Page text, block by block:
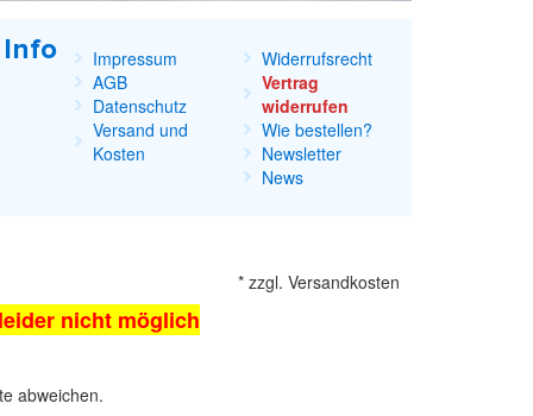
Info
Impressum
AGB
Datenschutz
Versand und
Kosten
Widerrufsrecht
Vertrag
widerrufen
Wie bestellen?
Newsletter
News
* zzgl. Versandkosten
nicht möglich
abweichen.